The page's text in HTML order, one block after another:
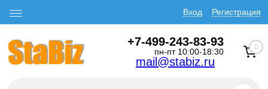
Вход Регистрация
+7-499-243-83-93
пн-пт 10:00-18:30
mail@stabiz.ru
0